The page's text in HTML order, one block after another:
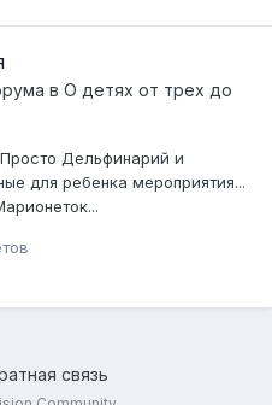
в О детях от трех до
Дельфинарий и
для ребенка мероприятия...
связь